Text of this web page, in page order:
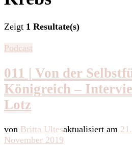
Zeigt 1 Resultate(s)
Podcast
011 | Von der
Königreich –
Lotz
von Britta Ultesaktualisiert am
November 2019